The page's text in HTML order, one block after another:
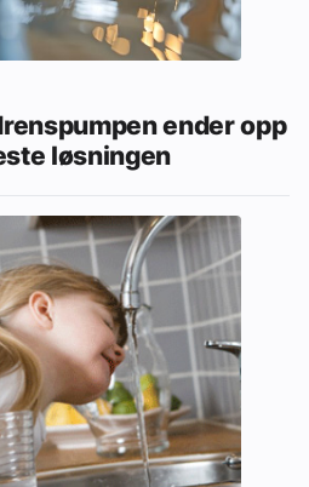
ender opp
løsningen